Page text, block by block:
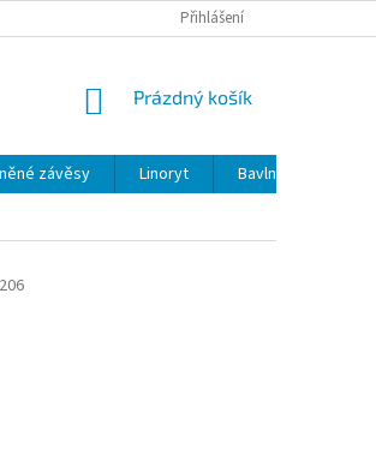
Přihlášení
NÁKUPNÍ
Prázdný košík
závěsy Linoryt Bavlna